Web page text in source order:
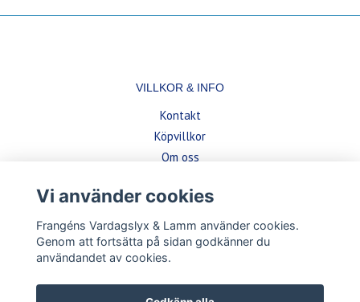
VILLKOR & INFO
Kontakt
Köpvillkor
Om oss
BETALSÄTT
Vi använder cookies
Frangéns Vardagslyx & Lamm använder cookies.
Genom att fortsätta på sidan godkänner du
användandet av cookies.